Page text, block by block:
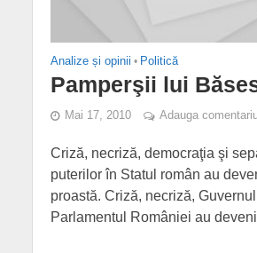
Analize și opinii • Politică
Pamperşii lui
Mai 17, 2010 Adauga
Criză, necriză, democraţia şi
puterilor în Statul român au
proastă. Criză, necriză,
Parlamentul României au